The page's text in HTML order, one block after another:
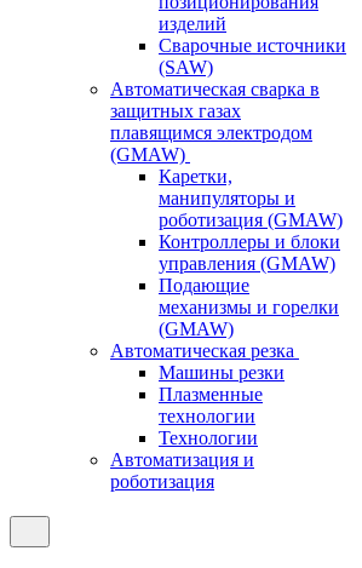
изделий
Сварочные источники
(SAW)
Автоматическая сварка в
защитных газах
плавящимся электродом
(GMAW)
Каретки,
манипуляторы и
роботизация (GMAW)
Контроллеры и блоки
управления (GMAW)
Подающие
механизмы и горелки
(GMAW)
Автоматическая резка
Машины резки
Плазменные
технологии
Технологии
Автоматизация и
роботизация